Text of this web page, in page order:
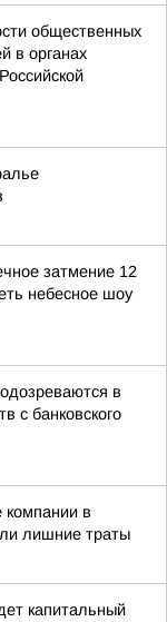
общественных
в органах
затмение 12
небесное шоу
в
с банковского
в
лишние траты
капитальный